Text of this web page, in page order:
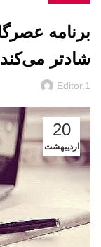
شادتر می‌کند
Editor.1
20
اردیبهشت